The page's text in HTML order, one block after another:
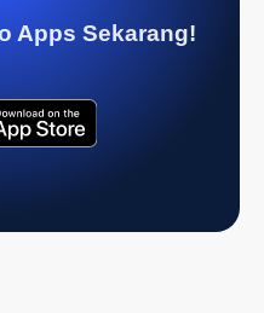
Apps Sekarang!